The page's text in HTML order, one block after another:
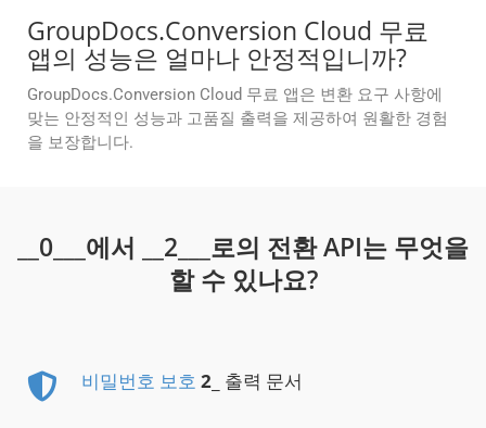
GroupDocs.Conversion Cloud 무료
앱의 성능은 얼마나 안정적입니까?
GroupDocs.Conversion Cloud 무료 앱은 변환 요구 사항에
맞는 안정적인 성능과 고품질 출력을 제공하여 원활한 경험
을 보장합니다.
__0___에서 __2___로의 전환 API는 무엇을
할 수 있나요?
비밀번호 보호 2 _ 출력 문서